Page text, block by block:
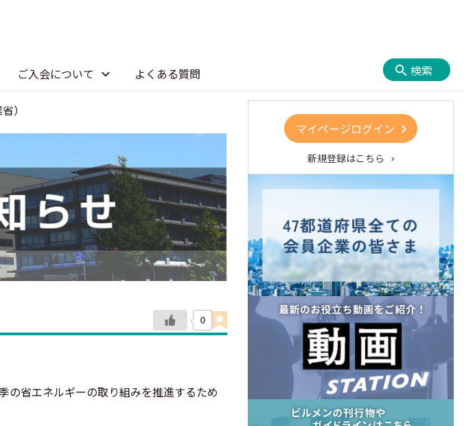
ご入会について よくある質問 検索
）
0
の省エネルギーの取り組みを推進するため
マイページログイン
新規登録はこちら